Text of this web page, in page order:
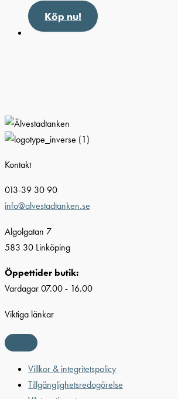
Köp nu!
Kontakt
013-39 30 90
info@alvestadtanken.se
Algolgatan 7
583 30 Linköping
Öppettider butik:
Vardagar 07.00 - 16.00
Viktiga länkar
Villkor & integritetspolicy
Tillgänglighetsredogörelse